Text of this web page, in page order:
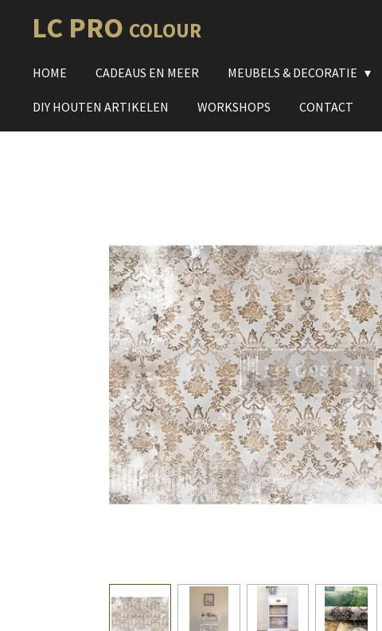
directLC PRO COLOUR
HOME CADEAUS EN MEER MEUBELS & DECORATIE
DIY HOUTEN ARTIKELEN WORKSHOPS CONTACT